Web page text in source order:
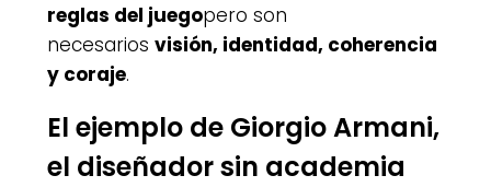
reglas del juegopero son
necesarios visión, identidad, coherencia
y coraje.
El ejemplo de Giorgio Armani,
el diseñador sin academia